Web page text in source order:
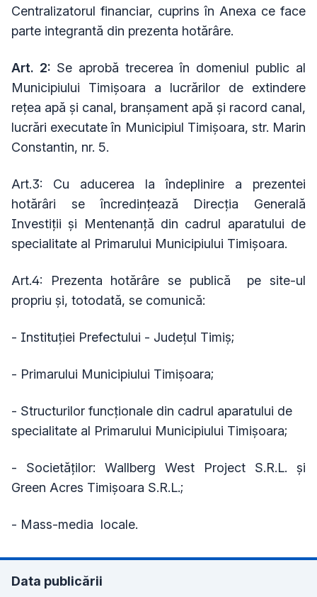
Centralizatorul financiar, cuprins în Anexa ce face
parte integrantă din prezenta hotărâre.
Art. 2: Se aprobă trecerea în domeniul public al
Municipiului Timişoara a lucrărilor de extindere
rețea apă și canal, branșament apă și racord canal,
lucrări executate în Municipiul Timișoara, str. Marin
Constantin, nr. 5.
Art.3: Cu aducerea la îndeplinire a prezentei
hotărâri se încredinţează Direcţia Generală
Investiții și Mentenanță din cadrul aparatului de
specialitate al Primarului Municipiului Timişoara.
Art.4: Prezenta hotărâre se publică pe site-ul
propriu şi, totodată, se comunică:
- Instituţiei Prefectului - Judeţul Timiş;
- Primarului Municipiului Timişoara;
- Structurilor funcționale din cadrul aparatului de
specialitate al Primarului Municipiului Timișoara;
- Societăților: Wallberg West Project S.R.L. și
Green Acres Timișoara S.R.L.;
- Mass-media locale.
Data publicării